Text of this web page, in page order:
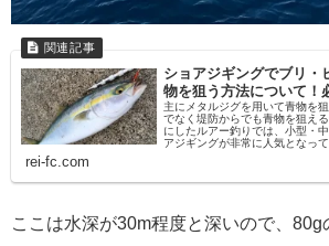
ショアジギングでブリ・
物を狙う方法について！
主にメタルジグを用いて青物を
でなく堤防からでも青物を狙え
にしたルアー釣りでは、小型・
アジギングが非常に人気となっ
rei-fc.com
ここは水深が30m程度と深いので、80g